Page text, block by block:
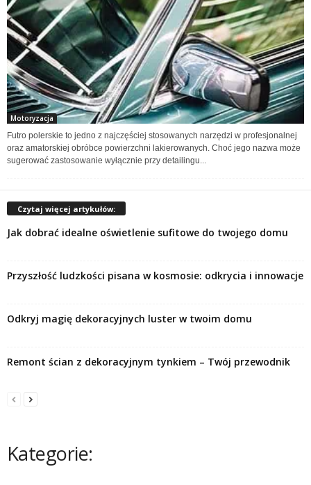
Motoryzacja
Futro polerskie to jedno z najczęściej stosowanych narzędzi w profesjonalnej
oraz amatorskiej obróbce powierzchni lakierowanych. Choć jego nazwa może
sugerować zastosowanie wyłącznie przy detailingu...
Czytaj więcej artykułów:
Jak dobrać idealne oświetlenie sufitowe do twojego domu
Przyszłość ludzkości pisana w kosmosie: odkrycia i innowacje
Odkryj magię dekoracyjnych luster w twoim domu
Remont ścian z dekoracyjnym tynkiem – Twój przewodnik
Kategorie: